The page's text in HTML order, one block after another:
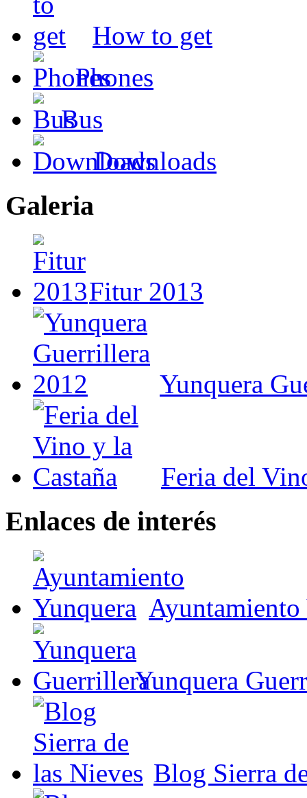
How to get
Phones
Bus
Downloads
Galeria
Fitur 2013
Yunquera
Feria del
Enlaces de interés
Ayuntamiento
Yunquera
Blog Sierra